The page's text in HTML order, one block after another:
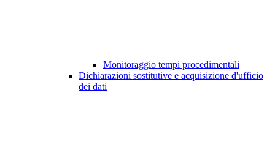
Monitoraggio tempi procedimentali
Dichiarazioni sostitutive e acquisizione d'ufficio
dei dati